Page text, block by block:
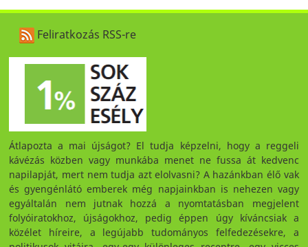
Feliratkozás RSS-re
Átlapozta a mai újságot? El tudja képzelni, hogy a reggeli
kávézás közben vagy munkába menet ne fussa át kedvenc
napilapját, mert nem tudja azt elolvasni? A hazánkban élő vak
és gyengénlátó emberek még napjainkban is nehezen vagy
egyáltalán nem jutnak hozzá a nyomtatásban megjelent
folyóiratokhoz, újságokhoz, pedig éppen úgy kíváncsiak a
közélet híreire, a legújabb tudományos felfedezésekre, a